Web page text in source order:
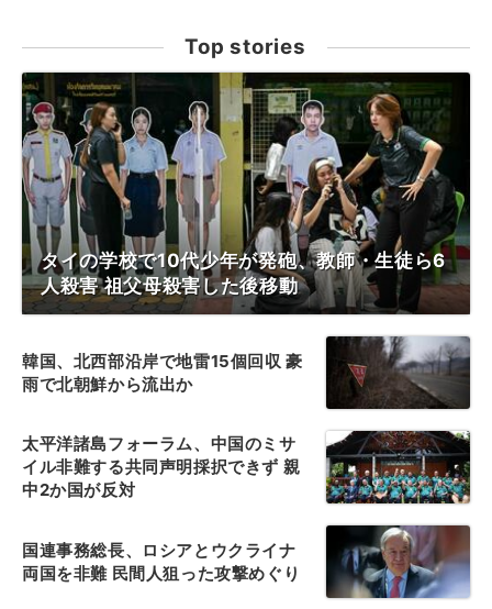
Top stories
タイの学校で10代少年が発砲、教師・生徒ら6
人殺害 祖父母殺害した後移動
韓国、北西部沿岸で地雷15個回収 豪
雨で北朝鮮から流出か
太平洋諸島フォーラム、中国のミサ
イル非難する共同声明採択できず 親
中2か国が反対
国連事務総長、ロシアとウクライナ
両国を非難 民間人狙った攻撃めぐり